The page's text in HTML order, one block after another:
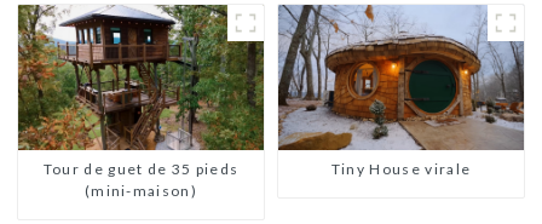
Tour de guet de 35 pieds
(mini-maison)
Tiny House virale